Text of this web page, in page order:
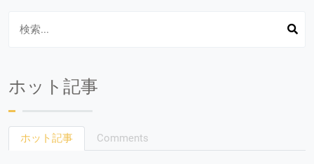
ホット記事
ホット記事 Comments